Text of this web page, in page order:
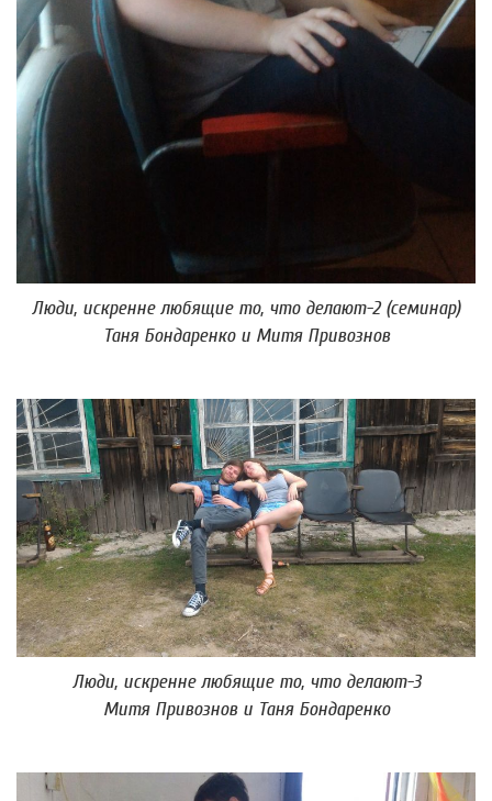
Люди, искренне любящие то, что делают-2 (семинар)
Таня Бондаренко и Митя Привознов
Люди, искренне любящие то, что делают-3
Митя Привознов и Таня Бондаренко